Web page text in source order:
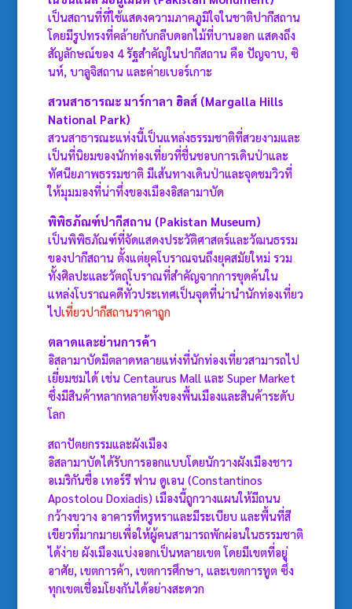
เป็นสถานที่ที่ใช้แสดงความภาคภูมิใจในชาติปากีสถาน
โดยมีรูปทรงที่คล้ายกับกลีบดอกไม้ที่บานออก แสดงถึง
สัญลักษณ์ของ 4 รัฐสำคัญในปากีสถาน คือ ปัญจาบ, ซิ
นห์, บาลูจิสถาน และค่ายเบอร์เกาะ
สวนสาธารณะ มาร์กาลา ฮิลส์ (Margalla Hills
National Park)
สวนสาธารณะแห่งนี้เป็นแหล่งธรรมชาติที่สวยงามและ
เป็นที่นิยมของนักท่องเที่ยวที่ชื่นชอบการเดินป่าและ
ทัศนียภาพธรรมชาติ มีเส้นทางเดินป่าและจุดชมวิวที่
ให้มุมมองที่น่าทึ่งของเมืองอิสลามาบัด
พิพิธภัณฑ์ปากีสถาน (Pakistan Museum)
เป็นพิพิธภัณฑ์ที่จัดแสดงประวัติศาสตร์และวัฒนธรรม
ของปากีสถาน ตั้งแต่ยุคโบราณจนถึงยุคสมัยใหม่ รวม
ทั้งศิลปะและวัตถุโบราณที่สำคัญจากการขุดค้นใน
แหล่งโบราณคดีทั่วประเทศเป็นจุดที่น่านำนักท่องเที่ยว
ไปเที่ยวปากีสถานราคาถูก
ตลาดและย่านการค้า
อิสลามาบัดมีตลาดหลายแห่งที่นักท่องเที่ยวสามารถไป
เยี่ยมชมได้ เช่น Centaurus Mall และ Super Market
ซึ่งมีสินค้าหลากหลายทั้งของพื้นเมืองและสินค้าระดับ
โลก
สถาปัตยกรรมและผังเมือง
อิสลามาบัดได้รับการออกแบบโดยนักวางผังเมืองชาว
อเมริกันชื่อ เทอร์รี ฟาน ดูเอน (Constantinos
Apostolou Doxiadis) เมืองนี้ถูกวางแผนให้มีถนน
กว้างขวาง อาคารที่หรูหราและมีระเบียบ และพื้นที่สี
เขียวที่มากมายเพื่อให้ผู้คนสามารถพักผ่อนในธรรมชาติ
ได้ง่าย ผังเมืองแบ่งออกเป็นหลายเขต โดยมีเขตที่อยู่
อาศัย, เขตการค้า, เขตการศึกษา, และเขตการทูต ซึ่ง
ทุกเขตเชื่อมโยงกันได้อย่างสะดวก